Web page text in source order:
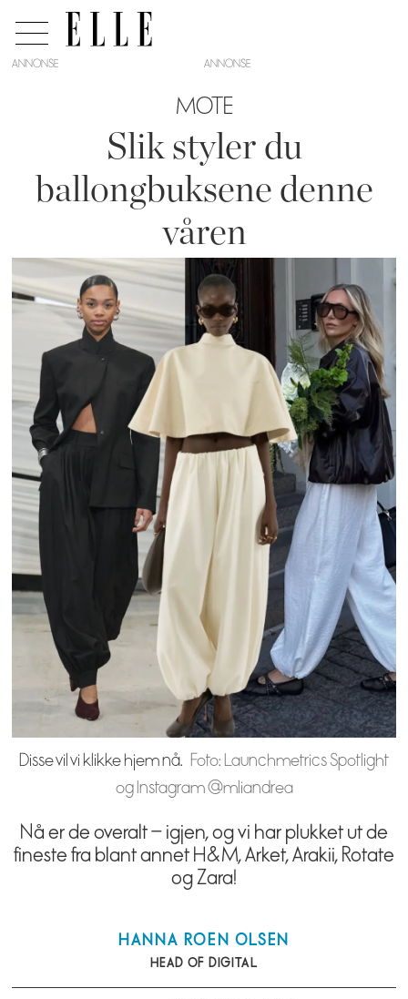
ANNONSE
MOTE
Slik styler du
ballongbuksene denne
våren
Disse vil vi klikke hjem nå. Foto: Launchmetrics Spotlight
og Instagram @mliandrea
Nå er de overalt – igjen, og vi har plukket ut de
fineste fra blant annet H&M, Arket, Arakii, Rotate
og Zara!
HANNA ROEN OLSEN
HEAD OF DIGITAL